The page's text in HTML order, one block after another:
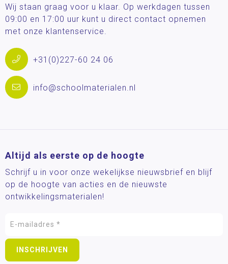
Wij staan graag voor u klaar. Op werkdagen tussen
09:00 en 17:00 uur kunt u direct contact opnemen
met onze klantenservice.
+31(0)227-60 24 06
info@schoolmaterialen.nl
Altijd als eerste op de hoogte
Schrijf u in voor onze wekelijkse nieuwsbrief en blijf
op de hoogte van acties en de nieuwste
ontwikkelingsmaterialen!